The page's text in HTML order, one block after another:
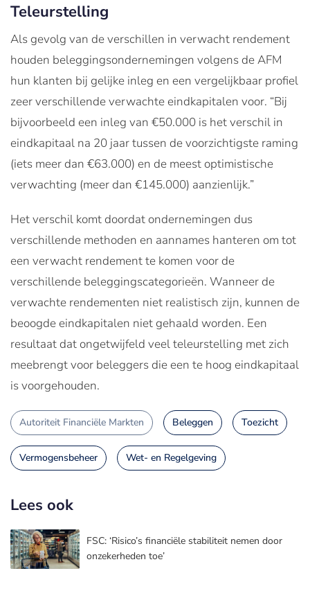
Teleurstelling
Als gevolg van de verschillen in verwacht rendement
houden beleggingsondernemingen volgens de AFM
hun klanten bij gelijke inleg en een vergelijkbaar profiel
zeer verschillende verwachte eindkapitalen voor. “Bij
bijvoorbeeld een inleg van €50.000 is het verschil in
eindkapitaal na 20 jaar tussen de voorzichtigste raming
(iets meer dan €63.000) en de meest optimistische
verwachting (meer dan €145.000) aanzienlijk.”
Het verschil komt doordat ondernemingen dus
verschillende methoden en aannames hanteren om tot
een verwacht rendement te komen voor de
verschillende beleggingscategorieën. Wanneer de
verwachte rendementen niet realistisch zijn, kunnen de
beoogde eindkapitalen niet gehaald worden. Een
resultaat dat ongetwijfeld veel teleurstelling met zich
meebrengt voor beleggers die een te hoog eindkapitaal
is voorgehouden.
Autoriteit Financiële Markten Beleggen Toezicht
Vermogensbeheer Wet- en Regelgeving
Lees ook
FSC: ‘Risico’s financiële stabiliteit nemen door
onzekerheden toe’